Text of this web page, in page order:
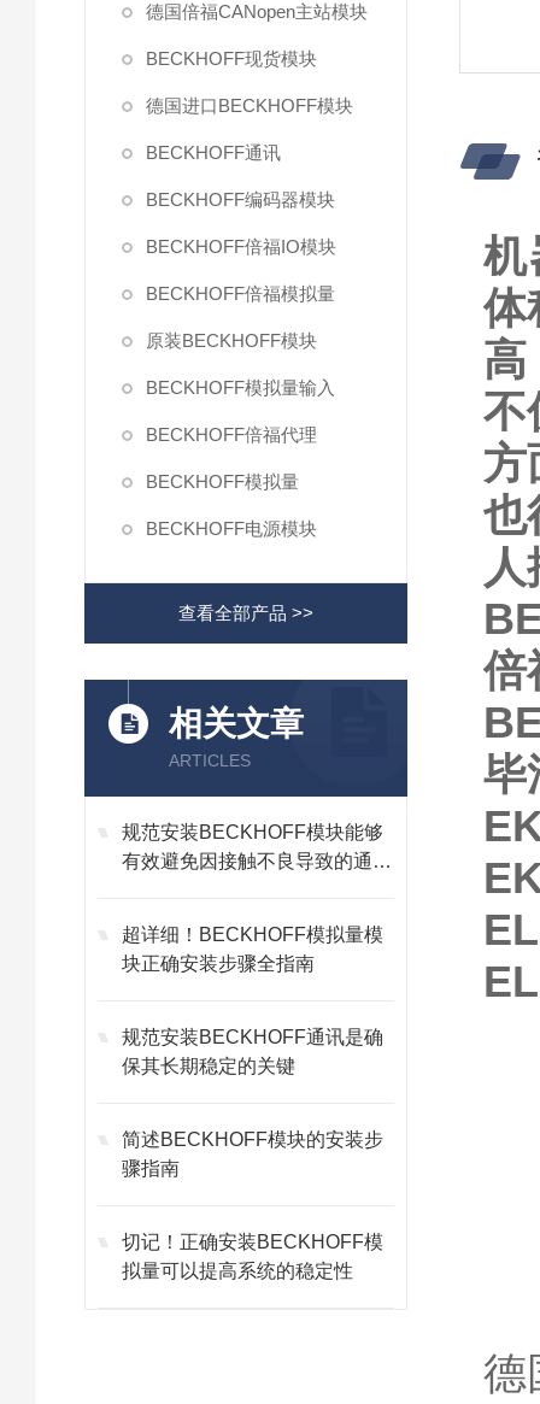
德国倍福CANopen主站模块
BECKHOFF现货模块
德国进口BECKHOFF模块
BECKHOFF通讯
BECKHOFF编码器模块
BECKHOFF倍福IO模块
BECKHOFF倍福模拟量
原装BECKHOFF模块
BECKHOFF模拟量输入
BECKHOFF倍福代理
BECKHOFF模拟量
BECKHOFF电源模块
查看全部产品 >>
相关文章
ARTICLES
规范安装BECKHOFF模块能够
有效避免因接触不良导致的通讯
超详细！BECKHOFF模拟量模
块正确安装步骤全指南
规范安装BECKHOFF通讯是确
保其长期稳定的关键
简述BECKHOFF模块的安装步
骤指南
切记！正确安装BECKHOFF模
拟量可以提高系统的稳定性
机
体
高
不
方
也
倍
毕
德